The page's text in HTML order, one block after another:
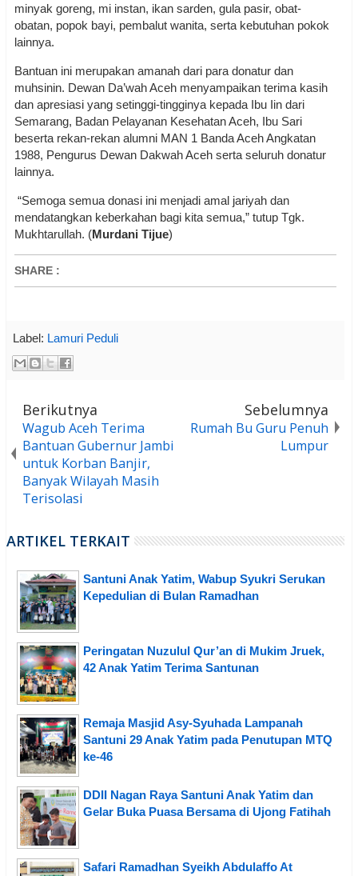
minyak goreng, mi instan, ikan sarden, gula pasir, obat-
obatan, popok bayi, pembalut wanita, serta kebutuhan pokok
lainnya.
Bantuan ini merupakan amanah dari para donatur dan
muhsinin. Dewan Da’wah Aceh menyampaikan terima kasih
dan apresiasi yang setinggi-tingginya kepada Ibu Iin dari
Semarang, Badan Pelayanan Kesehatan Aceh, Ibu Sari
beserta rekan-rekan alumni MAN 1 Banda Aceh Angkatan
1988, Pengurus Dewan Dakwah Aceh serta seluruh donatur
lainnya.
“Semoga semua donasi ini menjadi amal jariyah dan
mendatangkan keberkahan bagi kita semua,” tutup Tgk.
Mukhtarullah. (Murdani Tijue)
SHARE :
Label: Lamuri Peduli
Berikutnya
Wagub Aceh Terima
Bantuan Gubernur Jambi
untuk Korban Banjir,
Banyak Wilayah Masih
Terisolasi
Sebelumnya
Rumah Bu Guru Penuh
Lumpur
ARTIKEL TERKAIT
Santuni Anak Yatim, Wabup Syukri Serukan
Kepedulian di Bulan Ramadhan
Peringatan Nuzulul Qur’an di Mukim Jruek,
42 Anak Yatim Terima Santunan
Remaja Masjid Asy-Syuhada Lampanah
Santuni 29 Anak Yatim pada Penutupan MTQ
ke-46
DDII Nagan Raya Santuni Anak Yatim dan
Gelar Buka Puasa Bersama di Ujong Fatihah
Safari Ramadhan Syeikh Abdulaffo At